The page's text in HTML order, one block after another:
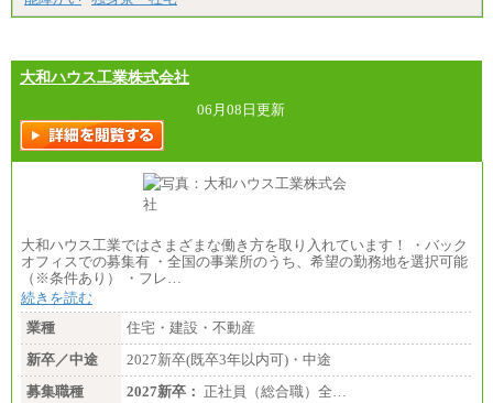
※拠点型職員、特定職員の給与は、生活の拠点が定
す。
中途：
全職種共通
月給制
226,600円～390,100円（勤務地域等により異なりま
す）
・ご経験やスキルを考慮し、選考の中で決定いたし
ます。
・試用期間中も同額支給します。
大和ハウス工業株式会社
06月08日更新
大和ハウス工業ではさまざまな働き方を取り入れています！ ・バック
オフィスでの募集有 ・全国の事業所のうち、希望の勤務地を選択可能
（※条件あり） ・フレ…
続きを読む
業種
住宅・建設・不動産
新卒／中途
2027新卒(既卒3年以内可)・中途
募集職種
2027新卒： 正社員（総合職）全…